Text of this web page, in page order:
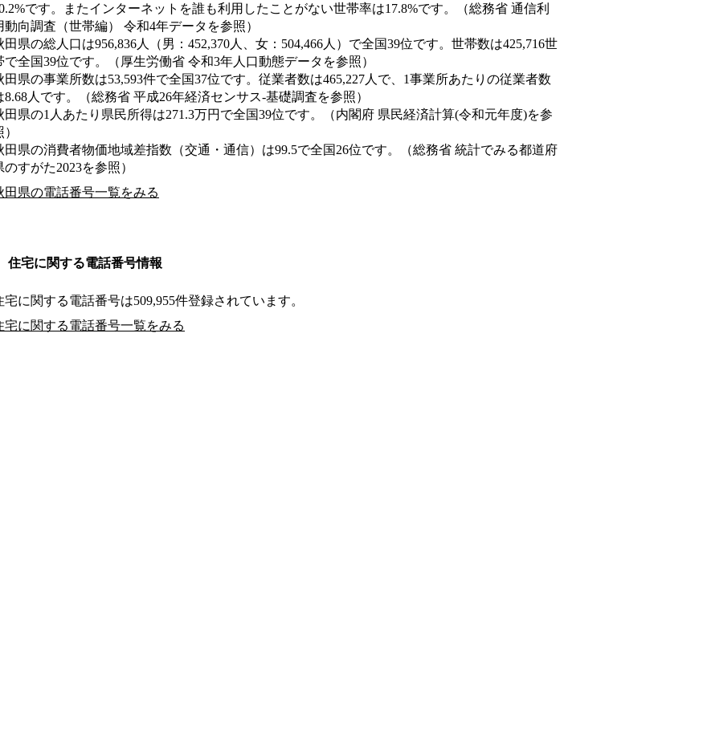
です。またインターネットを誰も利用したことがない世帯率は17.8%です。（総務省 通信利
動向調査（世帯編） 令和4年データを参照）
田県の総人口は956,836人（男：452,370人、女：504,466人）で全国39位です。世帯数は425,716世
で全国39位です。（厚生労働省 令和3年人口動態データを参照）
田県の事業所数は53,593件で全国37位です。従業者数は465,227人で、1事業所あたりの従業者数
8.68人です。（総務省 平成26年経済センサス‐基礎調査を参照）
田県の1人あたり県民所得は271.3万円で全国39位です。（内閣府 県民経済計算(令和元年度)を参
田県の消費者物価地域差指数（交通・通信）は99.5で全国26位です。（総務省 統計でみる都道府
のすがた2023を参照）
田県の電話番号一覧をみる
住宅に関する電話番号情報
宅に関する電話番号は509,955件登録されています。
宅に関する電話番号一覧をみる